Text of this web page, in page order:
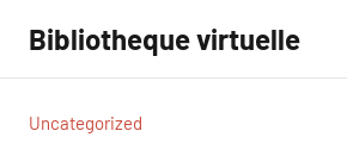
contenu
Bibliotheque virtuelle
Uncategorized